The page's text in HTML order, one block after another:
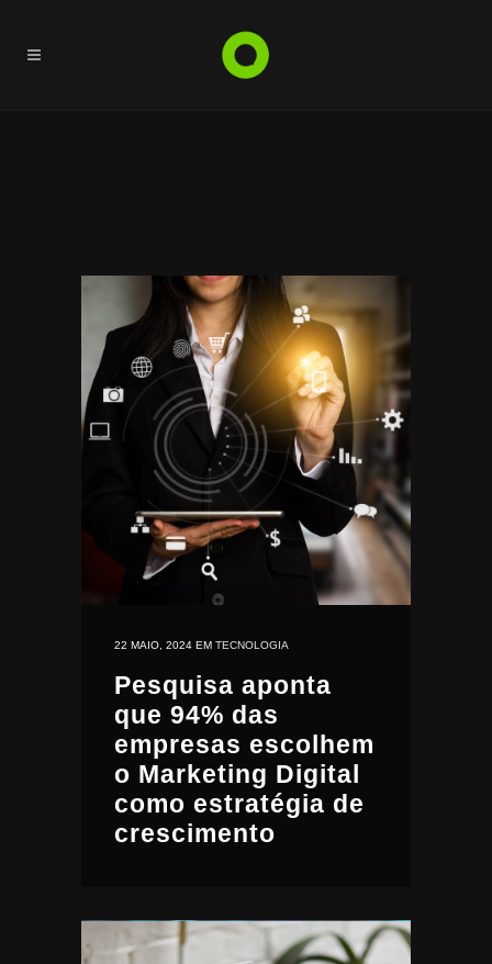
22 MAIO, 2024 EM TECNOLOGIA
Pesquisa aponta
que 94% das
empresas escolhem
o Marketing Digital
como estratégia de
crescimento